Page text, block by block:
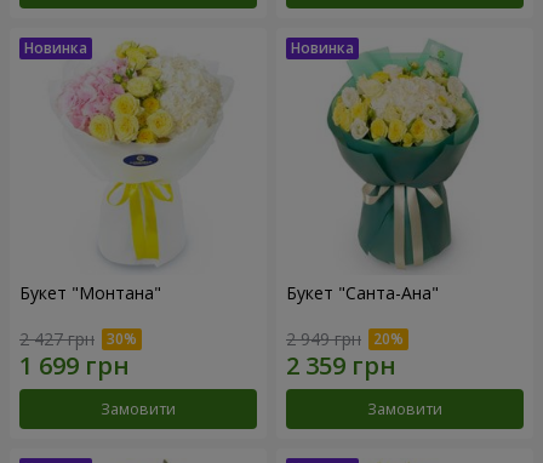
Букет "Монтана"
2 427 грн
Замовити
Букет "Санта-Ана"
2 949 грн
Замовити